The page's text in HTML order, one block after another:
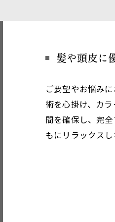
髪や頭皮に
ご要望やお悩み
術を心掛け、カ
間を確保し、完
もにリラックス